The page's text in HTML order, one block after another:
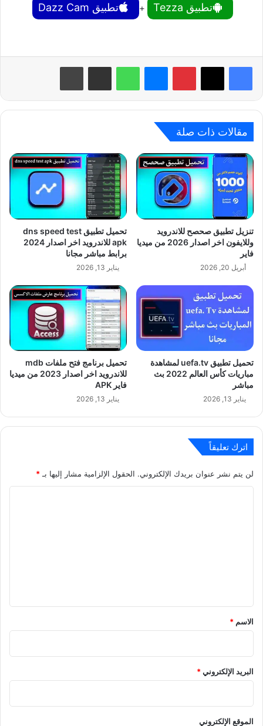
تطبيق Tezza + تطبيق Dazz Cam
بينتيريست واتساب
مقالات ذات صلة
تنزيل تطبيق صحصح للاندرويد
وللايفون اخر اصدار 2026 من ميديا
فاير
أبريل 20, 2026
تحميل تطبيق dns speed test
apk للاندرويد اخر اصدار 2024
برابط مباشر مجانا
يناير 13, 2026
تحميل تطبيق uefa.tv لمشاهدة
مباريات كأس العالم 2022 بث
مباشر
يناير 13, 2026
تحميل برنامج فتح ملفات mdb
للاندرويد اخر اصدار 2023 من ميديا
فاير APK
يناير 13, 2026
اترك تعليقاً
لن يتم نشر عنوان بريدك الإلكتروني. الحقول الإلزامية مشار إليها بـ*
*
الاسم *
البريد الإلكتروني*
الموقع الإلكتروني